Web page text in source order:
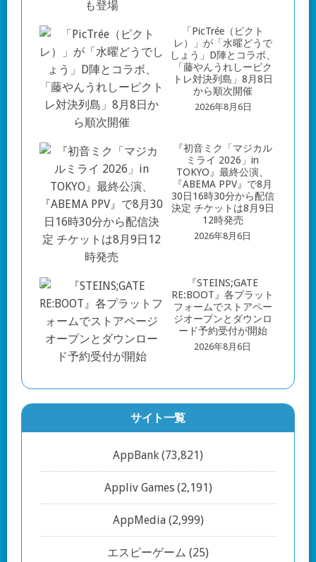
「PicTrée（ピクト
レ）」が「水曜どうで
しょう」D陣とコラボ、
「藤やんうれしーピク
トレ対決列島」8月8日
から順次開催
2026年8月6日
『初音ミク「マジカル
ミライ 2026」in
TOKYO』最終公演、
『ABEMA PPV』で8月
30日16時30分から配信
決定 チケットは8月9日
12時発売
2026年8月6日
『STEINS;GATE
RE:BOOT』各プラット
フォームでストアペー
ジオープンとダウンロ
ード予約受付が開始
2026年8月6日
サイト一覧
AppBank (73,821)
Appliv Games(2,191)
AppMedia(2,999)
エスピーゲーム (25)